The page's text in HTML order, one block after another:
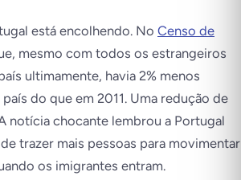
está encolhendo. No Censo de
mesmo com todos os estrangeiros
ultimamente, havia 2% menos
do que em 2011. Uma redução de
notícia chocante lembrou a Portugal
trazer mais pessoas para movimentar
os imigrantes entram.